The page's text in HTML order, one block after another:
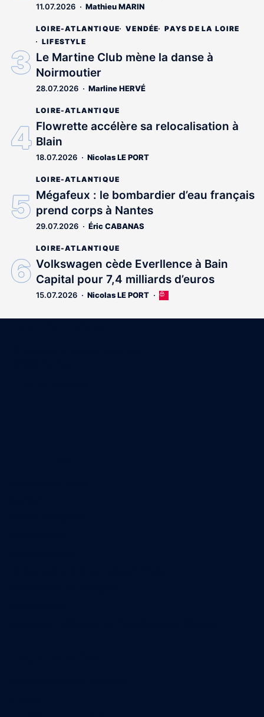
11.07.2026 Mathieu MARIN
LOIRE-ATLANTIQUE VENDÉE
PAYS DE LA LOIRE
LIFESTYLE
Le Martine Club mène la danse à
Noirmoutier
28.07.2026 Marline HERVÉ
LOIRE-ATLANTIQUE
Flowrette accélère sa relocalisation à
Blain
18.07.2026 Nicolas LE PORT
LOIRE-ATLANTIQUE
Mégafeux : le bombardier d’eau français
prend corps à Nantes
29.07.2026 Éric CABANAS
LOIRE-ATLANTIQUE
Volkswagen cède Everllence à Bain
Capital pour 7,4 milliards d’euros
15.07.2026 Nicolas LE PORT
Cet
est